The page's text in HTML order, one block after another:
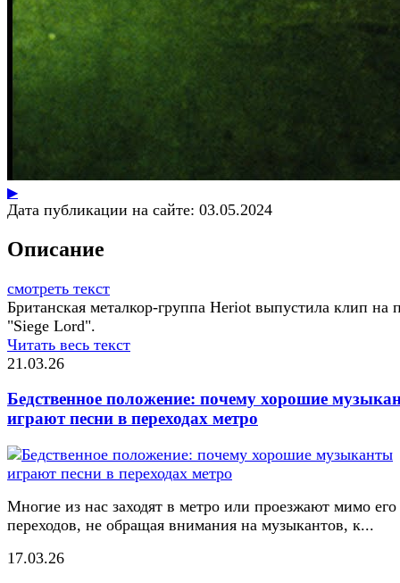
▶
Дата публикации на сайте: 03.05.2024
Описание
смотреть текст
Британская металкор-группа Heriot выпустила клип на
"Siege Lord".
Читать весь текст
21.03.26
Бедственное положение: почему хорошие
играют песни в переходах метро
Многие из нас заходят в метро или проезжают мимо его
переходов, не обращая внимания на музыкантов, к...
17.03.26